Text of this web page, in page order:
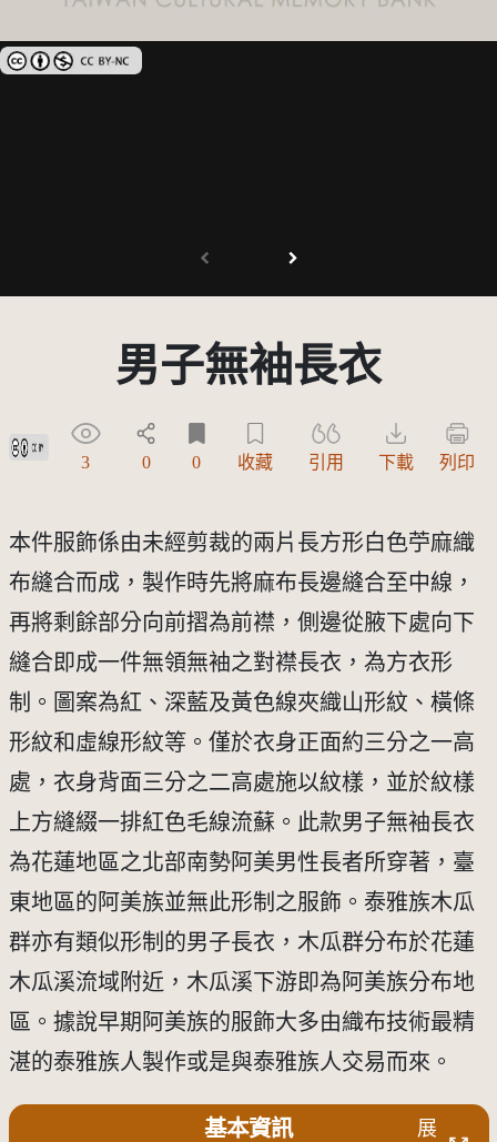
創用CC姓名標示-非商業性 3.0 台灣及其後版本(CC BY-NC 3.0 TW +)
男子無袖長衣
創用CC姓名標示 3.0 台灣及其後版本(CC BY 3.0 TW +)
3 0 0 收藏 引用 下載 列印
本件服飾係由未經剪裁的兩片長方形白色苧麻織
布縫合而成，製作時先將麻布長邊縫合至中線，
再將剩餘部分向前摺為前襟，側邊從腋下處向下
縫合即成一件無領無袖之對襟長衣，為方衣形
制。圖案為紅、深藍及黃色線夾織山形紋、橫條
形紋和虛線形紋等。僅於衣身正面約三分之一高
處，衣身背面三分之二高處施以紋樣，並於紋樣
上方縫綴一排紅色毛線流蘇。此款男子無袖長衣
為花蓮地區之北部南勢阿美男性長者所穿著，臺
東地區的阿美族並無此形制之服飾。泰雅族木瓜
群亦有類似形制的男子長衣，木瓜群分布於花蓮
木瓜溪流域附近，木瓜溪下游即為阿美族分布地
區。據說早期阿美族的服飾大多由織布技術最精
湛的泰雅族人製作或是與泰雅族人交易而來。
基本資訊
展